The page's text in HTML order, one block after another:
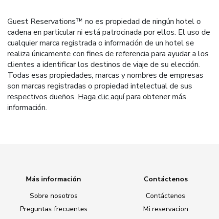
Guest Reservations™ no es propiedad de ningún hotel o
cadena en particular ni está patrocinada por ellos. El uso de
cualquier marca registrada o información de un hotel se
realiza únicamente con fines de referencia para ayudar a los
clientes a identificar los destinos de viaje de su elección.
Todas esas propiedades, marcas y nombres de empresas
son marcas registradas o propiedad intelectual de sus
respectivos dueños. Haga clic aquípara obtener más
información.
Más información
Sobre nosotros
Preguntas frecuentes
Contáctenos
Contáctenos
Mi reservacion